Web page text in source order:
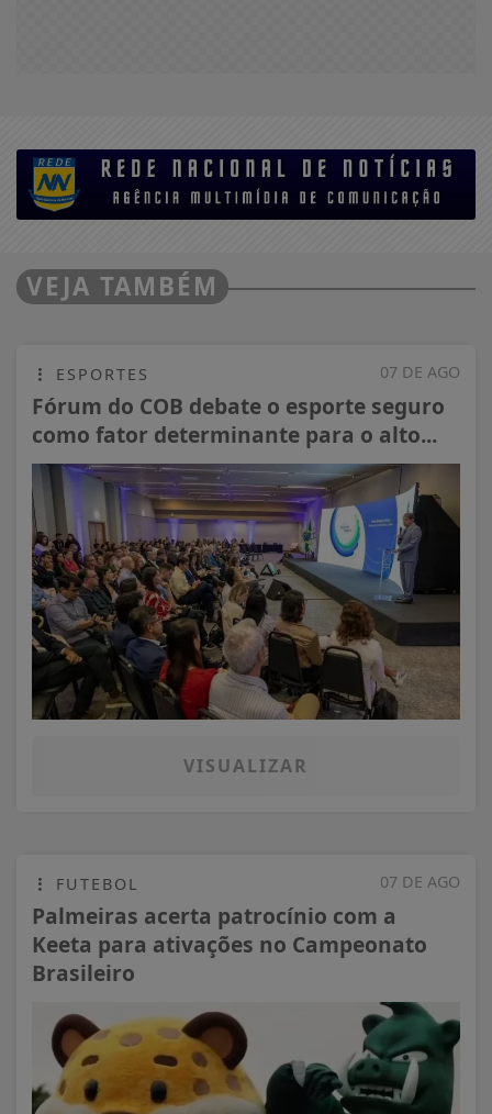
VEJA TAMBÉM
07 DE AGO
ESPORTES
Fórum do COB debate o esporte seguro
como fator determinante para o alto...
VISUALIZAR
07 DE AGO
FUTEBOL
Palmeiras acerta patrocínio com a
Keeta para ativações no Campeonato
Brasileiro